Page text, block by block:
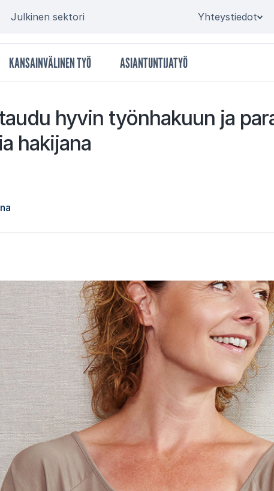
Julkinen sektori SecondaryYhteystiedot
KANSAINVÄLINEN TYÖ ASIANTUNTIJATYÖ
hy­vin työn­ha­kuun ja
ha­ki­ja­na